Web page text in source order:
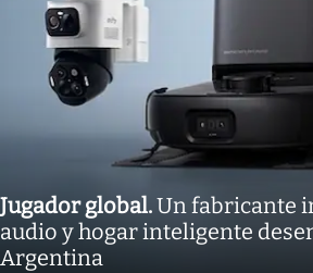
Jugador global.Un fabricante
audio y hogar inteligente
Argentina